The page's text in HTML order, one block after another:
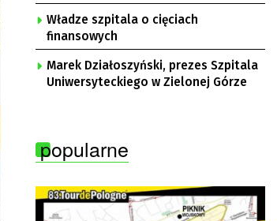
Władze szpitala o cięciach
finansowych
Marek Działoszyński, prezes Szpitala
Uniwersyteckiego w Zielonej Górze
popularne